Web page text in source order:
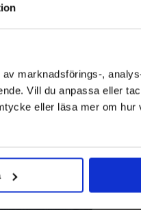
marknadsförings-,
Vill du anpassa eller
eller läsa mer om